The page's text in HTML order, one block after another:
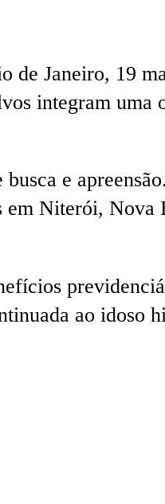
Janeiro, 19
integram uma
e
Niterói,
ao idoso